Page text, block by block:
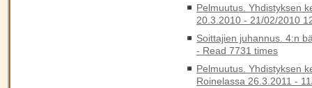
Pelmuutus. Yhdistyksen
20.3.2010 - 21/02/2010
Soittajien juhannus. 4:n
- Read 7731 times
Pelmuutus. Yhdistyksen
Roinelassa 26.3.2011 -